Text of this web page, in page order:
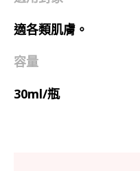
適各類肌膚。
容量
30ml/瓶